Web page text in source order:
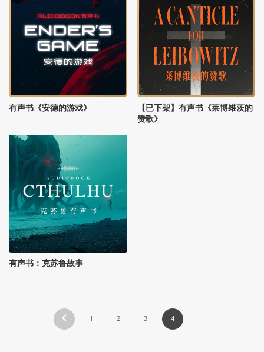
有声书《安德的游戏》
【已下架】有声书《莱博维茨的
赞歌》
有声书：克苏鲁故事
1 2 3 4